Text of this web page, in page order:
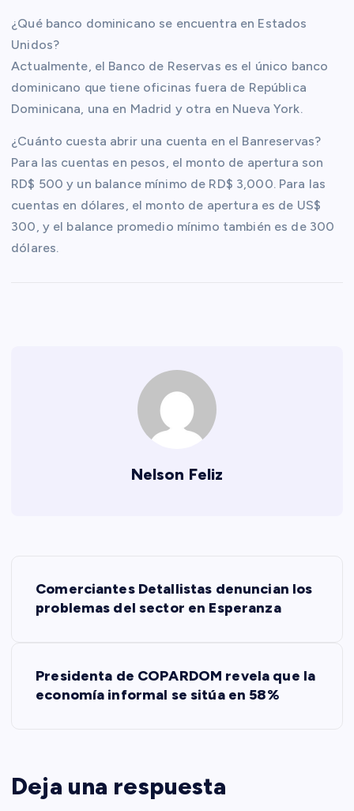
¿Qué banco dominicano se encuentra en Estados
Unidos?
Actualmente, el Banco de Reservas es el único banco
dominicano que tiene oficinas fuera de República
Dominicana, una en Madrid y otra en Nueva York.
¿Cuánto cuesta abrir una cuenta en el Banreservas?
Para las cuentas en pesos, el monto de apertura son
RD$ 500 y un balance mínimo de RD$ 3,000. Para las
cuentas en dólares, el monto de apertura es de US$
300, y el balance promedio mínimo también es de 300
dólares.
Nelson Feliz
a
Comerciantes Detallistas denuncian los
problemas del sector en Esperanza
Presidenta de COPARDOM revela que la
economía informal se sitúa en 58%
Deja una respuesta